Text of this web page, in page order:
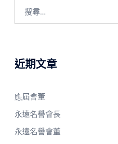
字:
近期文章
應屆會董
永遠名譽會長
永遠名譽會董